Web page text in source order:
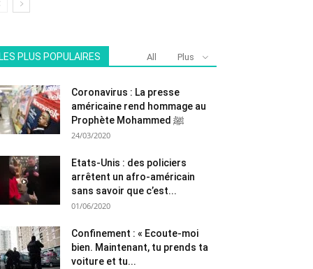
LES PLUS POPULAIRES All Plus
Coronavirus : La presse
américaine rend hommage au
Prophète Mohammed ﷺ
24/03/2020
Etats-Unis : des policiers
arrêtent un afro-américain
sans savoir que c’est...
01/06/2020
Confinement : « Ecoute-moi
bien. Maintenant, tu prends ta
voiture et tu...